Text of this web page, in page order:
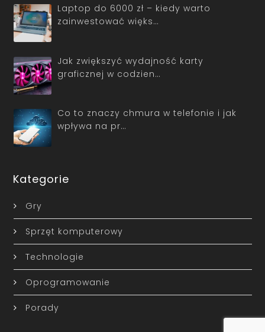
Laptop do 6000 zł – kiedy warto
zainwestować więks…
Jak zwiększyć wydajność karty
graficznej w codzien…
Co to znaczy chmura w telefonie i jak
wpływa na pr…
Kategorie
Gry
Sprzęt komputerowy
Technologie
Oprogramowanie
Porady